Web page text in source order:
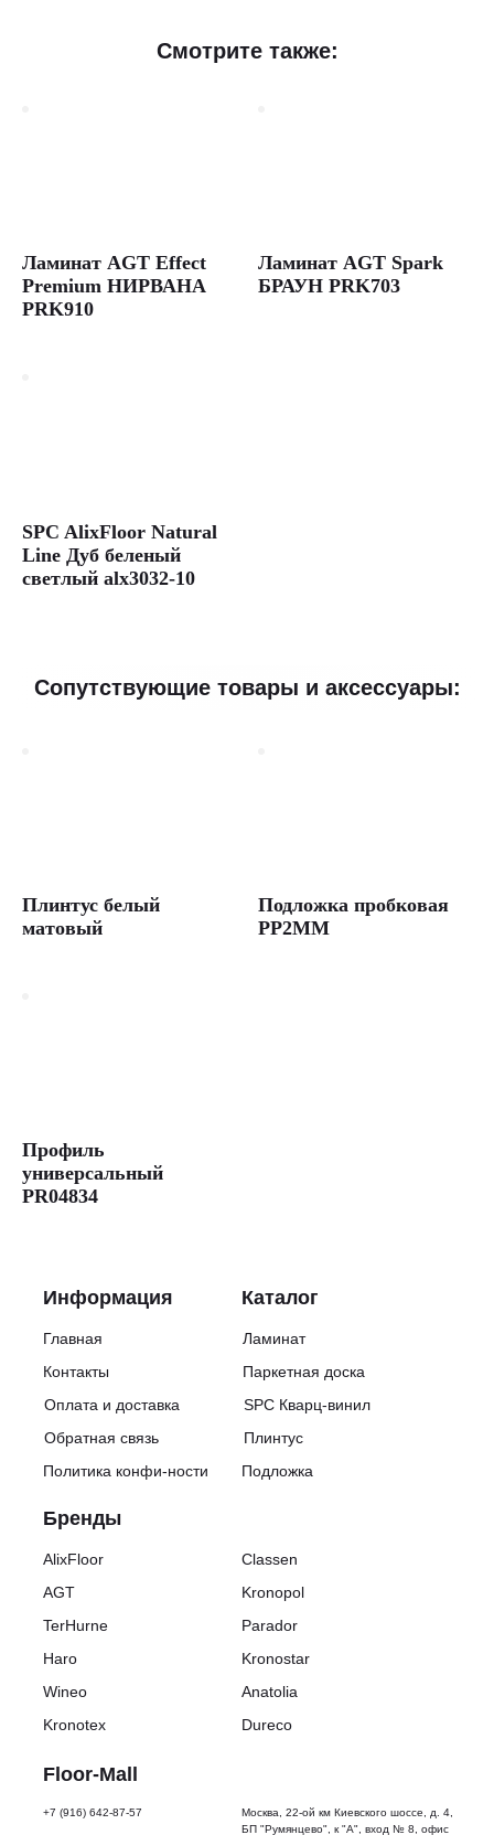
Смотрите также:
Ламинат AGT Effect
Premium НИРВАНА
PRK910
Ламинат AGT Spark
БРАУН PRK703
SPC AlixFloor Natural
Line Дуб беленый
светлый alx3032-10
Сопутствующие товары и аксессуары:
Плинтус белый
матовый
Подложка пробковая
PP2MM
Профиль
универсальный
PR04834
Информация
Бренды
Каталог
Floor-Mall
Главная
Контакты
Оплата и доставка
Обратная связь
AlixFloor
AGT
TerHurne
Haro
Ламинат
Паркетная доска
SPC Кварц-винил
Плинтус
+7 (916) 642-87-57
Москва, 22-ой км Киевского шоссе, д. 4,
БП "Румянцево", к "А", вход № 8, офис
Политика конфи-ности
Wineo
Kronotex
Anatolia
Dureco
Kronostar
Parador
Kronopol
Classen
Подложка